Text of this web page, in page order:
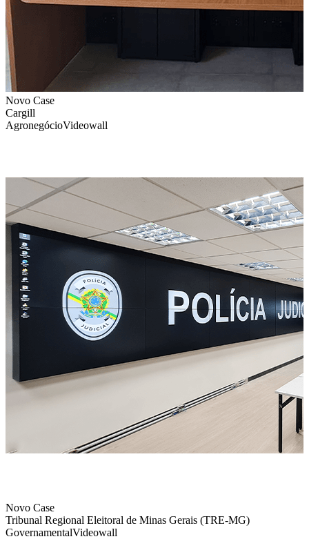
Novo Case
Cargill
AgronegócioVideowall
Novo Case
Tribunal Regional Eleitoral de Minas Gerais (TRE-MG)
GovernamentalVideowall